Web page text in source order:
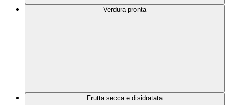
Verdura pronta
Frutta secca e disidratata